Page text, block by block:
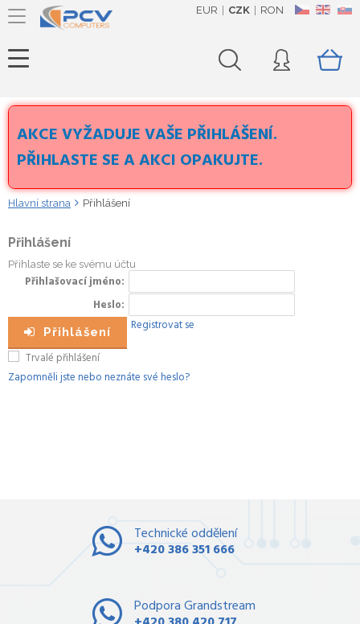
CZ EN SK
EUR CZK RON
AKCE VYŽADUJE VAŠE PŘIHLÁŠENÍ.
PŘIHLASTE SE A AKCI OPAKUJTE.
Hlavní strana Přihlášení
Přihlášení
Přihlaste se ke svému účtu
Přihlašovací jméno
Heslo
Přihlášení
Registrovat se
Trvalé přihlášení
Zapomněli jste nebo neznáte své heslo?
Technické oddělení
+420 386 351 666
Podpora Grandstream